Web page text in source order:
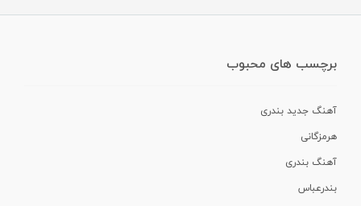
برچسب های محبوب
آهنگ جدید بندری
هرمزگانی
آهنگ بندری
بندرعباس